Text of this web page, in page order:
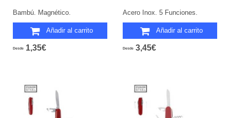
Bambú. Magnético.
Añadir al carrito
Desde 1,35€
Acero Inox. 5 Funciones.
Añadir al carrito
Desde 3,45€